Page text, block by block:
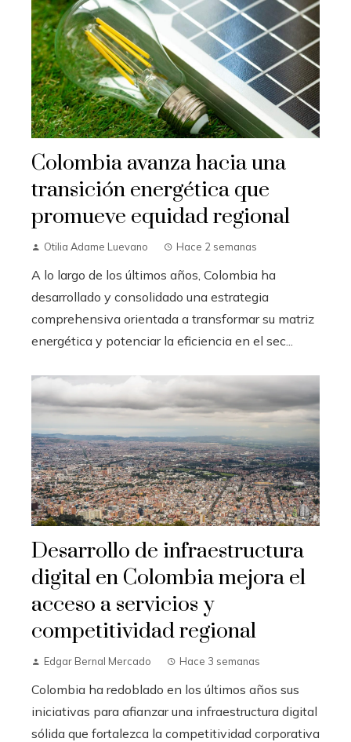
Colombia avanza hacia una
transición energética que
promueve equidad regional
Otilia Adame Luevano Hace 2 semanas
A lo largo de los últimos años, Colombia ha
desarrollado y consolidado una estrategia
comprehensiva orientada a transformar su matriz
energética y potenciar la eficiencia en el sec...
Desarrollo de infraestructura
digital en Colombia mejora el
acceso a servicios y
competitividad regional
Edgar Bernal Mercado Hace 3 semanas
Colombia ha redoblado en los últimos años sus
iniciativas para afianzar una infraestructura digital
sólida que fortalezca la competitividad corporativa